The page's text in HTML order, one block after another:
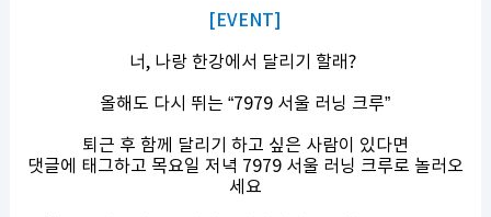
[EVENT]
너, 나랑 한강에서 달리기 할래?
올해도 다시 뛰는 “7979 서울 러닝 크루”
퇴근 후 함께 달리기 하고 싶은 사람이 있다면
댓글에 태그하고 목요일 저녁 7979 서울 러닝 크루로 놀러오
세요